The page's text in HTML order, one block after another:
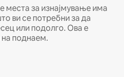
места за изнајмување има
ви се потребни за да
или подолго. Ова е
поднаем.